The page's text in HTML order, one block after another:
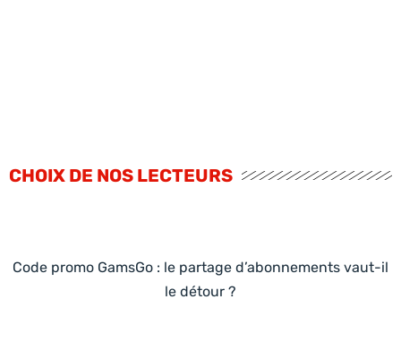
CHOIX DE NOS LECTEURS
Code promo GamsGo : le partage d’abonnements vaut-il
le détour ?